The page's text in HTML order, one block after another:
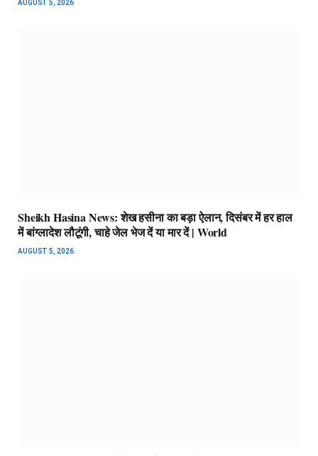
AUGUST 5, 2026
Sheikh Hasina News: शेख हसीना का बड़ा ऐलान, दिसंबर में हर हाल
में बांग्लादेश लौटूंगी, चाहे जेल भेज दें या मार दें | World
AUGUST 5, 2026